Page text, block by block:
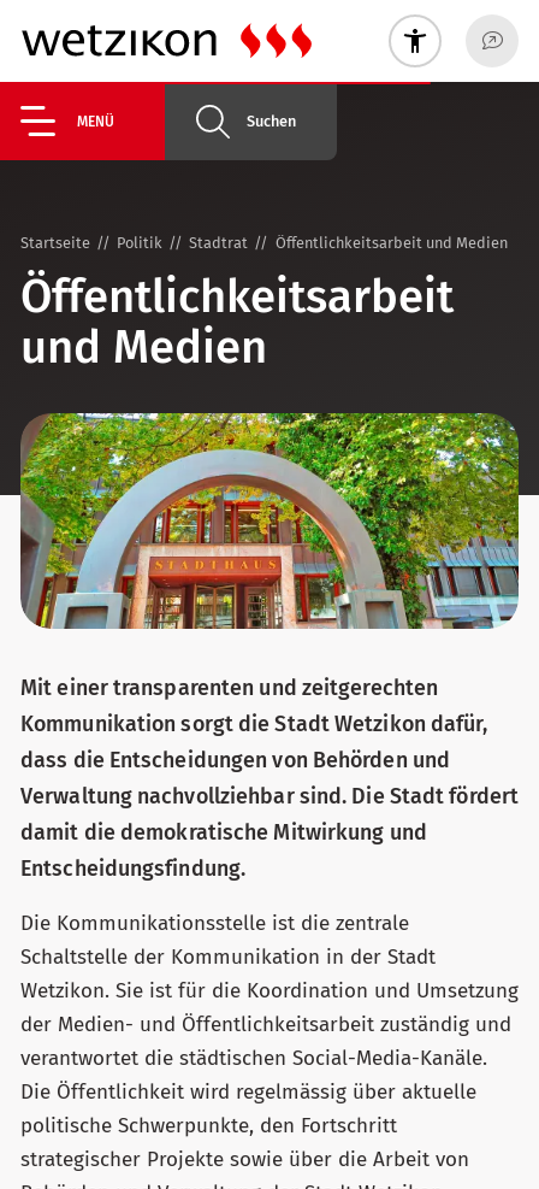
MENÜ Suchen
Startseite Politik Stadtrat Öffentlichkeitsarbeit und Medien
Öffentlichkeitsarbeit
und Medien
Mit einer transparenten und zeitgerechten
Kommunikation sorgt die Stadt Wetzikon dafür,
dass die Entscheidungen von Behörden und
Verwaltung nachvollziehbar sind. Die Stadt fördert
damit die demokratische Mitwirkung und
Entscheidungsfindung.
Die Kommunikationsstelle ist die zentrale
Schaltstelle der Kommunikation in der Stadt
Wetzikon. Sie ist für die Koordination und Umsetzung
der Medien- und Öffentlichkeitsarbeit zuständig und
verantwortet die städtischen Social-Media-Kanäle.
Die Öffentlichkeit wird regelmässig über aktuelle
politische Schwerpunkte, den Fortschritt
strategischer Projekte sowie über die Arbeit von